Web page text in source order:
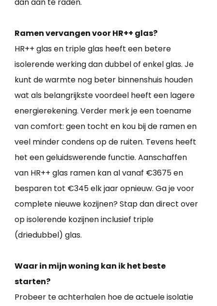
Ramen vervangen voor HR++ glas?
HR++ glas en triple glas heeft een betere
isolerende werking dan dubbel of enkel glas. Je
kunt de warmte nog beter binnenshuis houden
wat als belangrijkste voordeel heeft een lagere
energierekening. Verder merk je een toename
van comfort: geen tocht en kou bij de ramen en
veel minder condens op de ruiten. Tevens heeft
het een geluidswerende functie. Aanschaffen
van HR++ glas ramen kan al vanaf €3675 en
besparen tot €345 elk jaar opnieuw. Ga je voor
complete nieuwe kozijnen? Stap dan direct over
op isolerende kozijnen inclusief triple
(driedubbel) glas.
Waar in mijn woning kan ik het beste
starten?
Probeer te achterhalen hoe de actuele isolatie